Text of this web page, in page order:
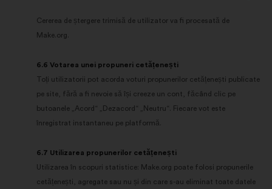
Cererea de ștergere trimisă de utilizator va fi procesată de
Make.org.
6.6 Votarea unei propuneri cetățenești
Toți utilizatorii pot acorda voturi propunerilor cetățenești publicate
pe site, fără a fi nevoie să își creeze un cont, făcând clic pe
butoanele „Acord“ „Dezacord“ „Neutru“. Fiecare vot este
înregistrat instantaneu pe platformă.
6.7 Utilizarea propunerilor cetățenești
Utilizarea în scopuri statistice: Make.org poate folosi propunerile
cetățenești, agregate sau nu și din care s-au eliminat toate datele